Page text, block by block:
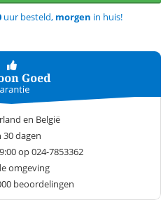
uur besteld, morgen in huis!
en België
dagen
op 024-7853362
omgeving
beoordelingen